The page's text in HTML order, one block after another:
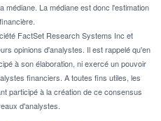
médiane. La médiane est donc l'estimation
FactSet Research Systems Inc et
opinions d'analystes. Il est rappelé qu'en
à son élaboration, ni exercé un pouvoir
financiers. A toutes fins utiles, les
participé à la création de ce consensus
d'analystes.